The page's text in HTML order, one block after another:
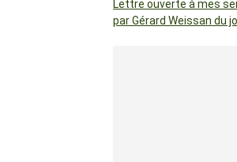
Lettre ouverte à mes
par Gérard Weissan du